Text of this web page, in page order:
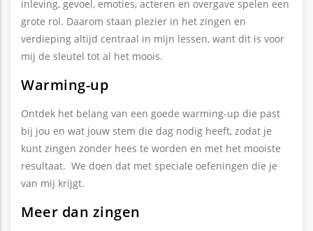
inleving, gevoel, emoties, acteren en overgave spelen een
grote rol. Daarom staan plezier in het zingen en
verdieping altijd centraal in mijn lessen, want dit is voor
mij de sleutel tot al het moois.
Warming-up
Ontdek het belang van een goede warming-up die past
bij jou en wat jouw stem die dag nodig heeft, zodat je
kunt zingen zonder hees te worden en met het mooiste
resultaat. We doen dat met speciale oefeningen die je
van mij krijgt.
Meer dan zingen